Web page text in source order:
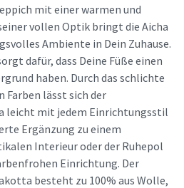
mit einer warmen und
vollen Optik bringt die Aicha
Ambiente in Dein Zuhause.
dafür, dass Deine Füße einen
haben. Durch das schlichte
Farben lässt sich der
leicht mit jedem Einrichtungsstil
Ergänzung zu einem
Interieur oder der Ruhepol
Einrichtung. Der
besteht zu 100% aus Wolle,